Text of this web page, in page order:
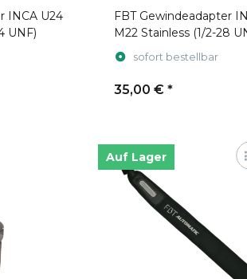
INCA U24
UNF)
FBT Gewindeadapter
M22 Stainless (1/2-28
sofort bestellbar
35,00 € *
Auf Lager